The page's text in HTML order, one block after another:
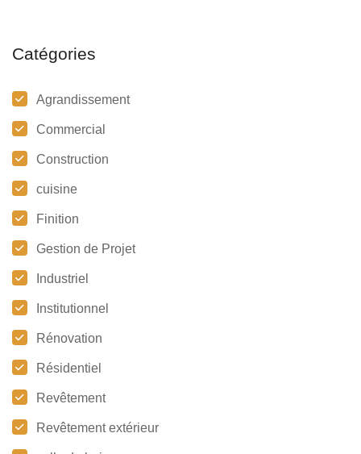
Catégories
Agrandissement
Commercial
Construction
cuisine
Finition
Gestion de Projet
Industriel
Institutionnel
Rénovation
Résidentiel
Revêtement
Revêtement extérieur